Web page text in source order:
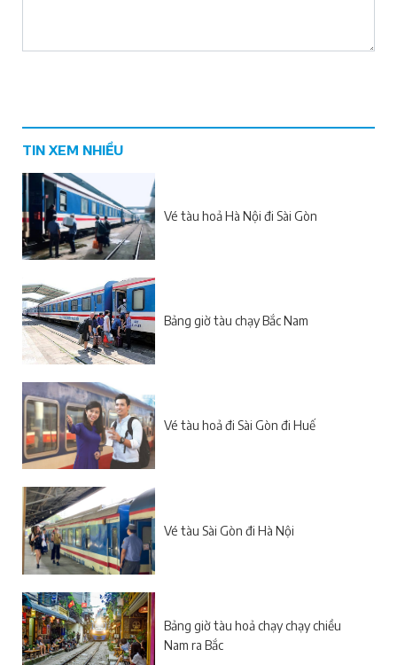
TIN XEM NHIỀU
Vé tàu hoả Hà Nội đi Sài Gòn
Bảng giờ tàu chạy Bắc Nam
Vé tàu hoả đi Sài Gòn đi Huế
Vé tàu Sài Gòn đi Hà Nội
Bảng giờ tàu hoả chạy chạy chiều
Nam ra Bắc